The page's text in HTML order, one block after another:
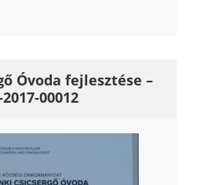
Óvoda fejlesztése –
00012